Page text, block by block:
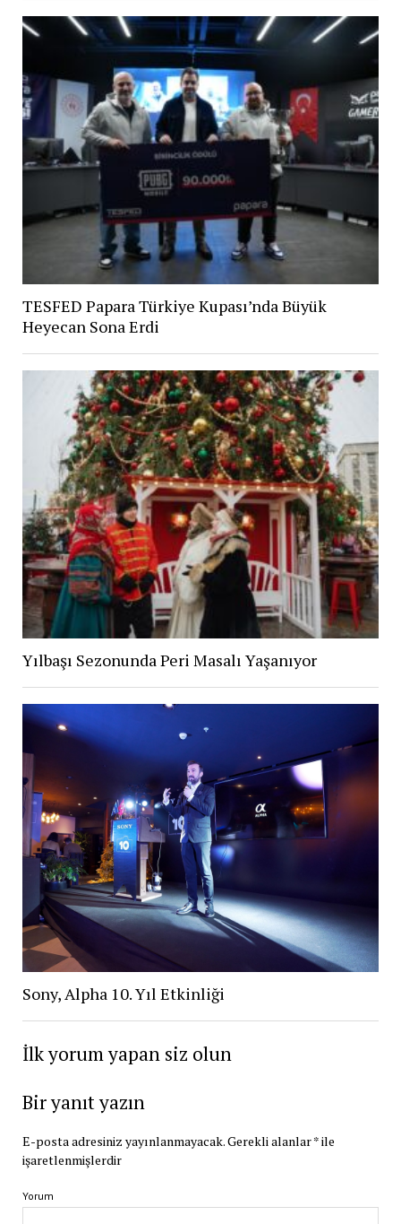
TESFED Papara Türkiye Kupası’nda Büyük
Heyecan Sona Erdi
Yılbaşı Sezonunda Peri Masalı Yaşanıyor
Sony, Alpha 10. Yıl Etkinliği
İlk yorum yapan siz olun
Bir yanıt yazın
E-posta adresiniz yayınlanmayacak.Gerekli alanlar*ile
işaretlenmişlerdir
Yorum